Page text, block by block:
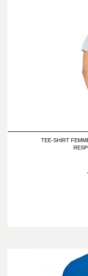
TEE-SHIRT